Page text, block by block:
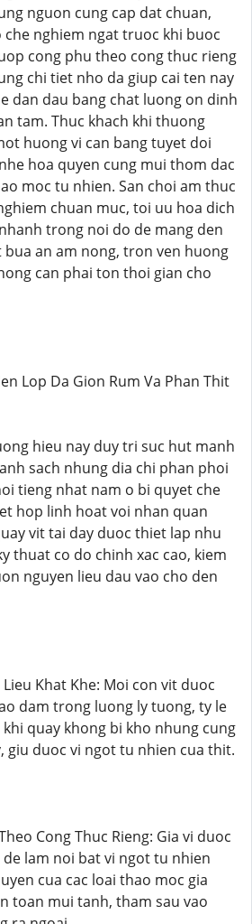
nguon cung cap dat chuan,
nghiem ngat truoc khi buoc
cong phu theo cong thuc rieng
chi tiet nho da giup cai ten nay
dan dau bang chat luong on dinh
tam. Thuc khach khi thuong
huong vi can bang tuyet doi
hoa quyen cung mui thom dac
moc tu nhien. San choi am thuc
chuan muc, toi uu hoa dich
trong noi do de mang den
bua an am nong, tron ven huong
can phai ton thoi gian cho
Lop Da Gion Rum Va Phan Thit
hieu nay duy tri suc hut manh
sach nhung dia chi phan phoi
tieng nhat nam o bi quyet che
hop linh hoat voi nhan quan
vit tai day duoc thiet lap nhu
thuat co do chinh xac cao, kiem
nguyen lieu dau vao cho den
Khat Khe: Moi con vit duoc
dam trong luong ly tuong, ty le
quay khong bi kho nhung cung
giu duoc vi ngot tu nhien cua thit.
Cong Thuc Rieng: Gia vi duoc
lam noi bat vi ngot tu nhien
cua cac loai thao moc gia
toan mui tanh, tham sau vao